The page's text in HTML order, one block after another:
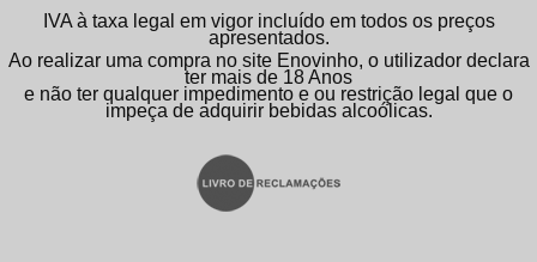
IVA à taxa legal em vigor incluído em todos os preços
apresentados.
Ao realizar uma compra no site Enovinho, o utilizador declara
ter mais de 18 Anos
e não ter qualquer impedimento e ou restrição legal que o
impeça de adquirir bebidas alcoólicas.